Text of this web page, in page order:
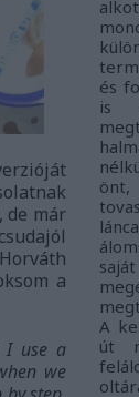
de már
a
I use a
we
és
is
A
út